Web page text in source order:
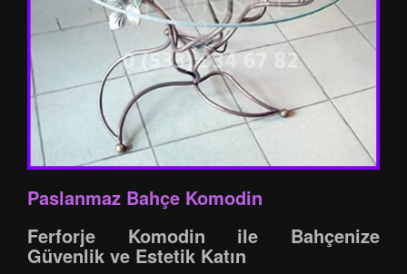
Paslanmaz Bahçe Komodin
Ferforje Komodin ile Bahçenize
Güvenlik ve Estetik Katın